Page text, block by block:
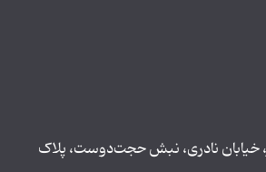
خیابان نادری، نبش حجت‌دوست، پلاک